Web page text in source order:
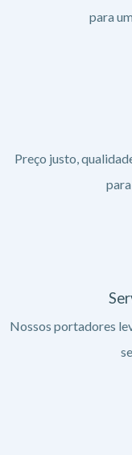
para
Preço justo,
Nossos portadores